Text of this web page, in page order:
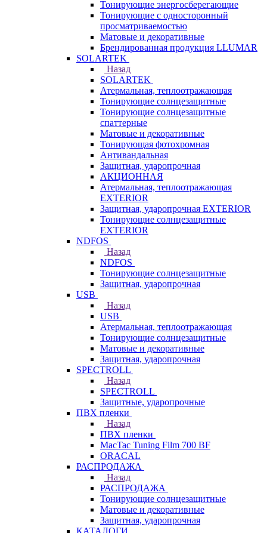
Тонирующие энергосберегающие
Тонирующие с односторонный
просматриваемостью
Матовые и декоративные
Брендированная продукция LLUMAR
SOLARTEK
Назад
SOLARTEK
Атермальная, теплоотражающая
Тонирующие солнцезащитные
Тонирующие солнцезащитные
спаттерные
Матовые и декоративные
Тонирующая фотохромная
Антивандальная
Защитная, ударопрочная
АКЦИОННАЯ
Атермальная, теплоотражающая
EXTERIOR
Защитная, ударопрочная EXTERIOR
Тонирующие солнцезащитные
EXTERIOR
NDFOS
Назад
NDFOS
Тонирующие солнцезащитные
Защитная, ударопрочная
USB
Назад
USB
Атермальная, теплоотражающая
Тонирующие солнцезащитные
Матовые и декоративные
Защитная, ударопрочная
SPECTROLL
Назад
SPECTROLL
Защитные, ударопрочные
ПВХ пленки
Назад
ПВХ пленки
MacTac Tuning Film 700 BF
ORACAL
РАСПРОДАЖА
Назад
РАСПРОДАЖА
Тонирующие солнцезащитные
Матовые и декоративные
Защитная, ударопрочная
КАТАЛОГИ